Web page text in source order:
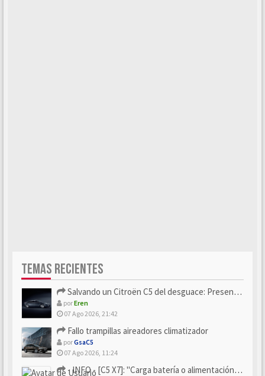
TEMAS RECIENTES
Salvando un Citroën C5 del desguace: Presentación y seguimiento
porEren
07 Ago 2026, 21:42
Fallo trampillas aireadores climatizador
porGsaC5
07 Ago 2026, 11:24
- INFO - [C5 X7]: "Carga batería o alimentación eléctri...